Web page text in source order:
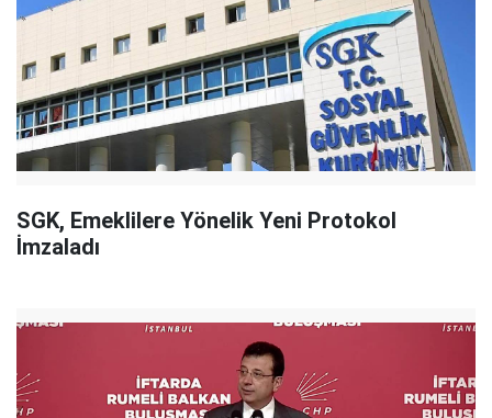
SGK, Emeklilere Yönelik Yeni Protokol
İmzaladı